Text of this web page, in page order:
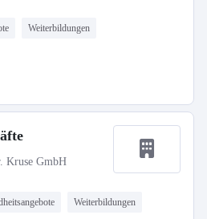
Weiterbildungen
Kruse GmbH
Weiterbildungen